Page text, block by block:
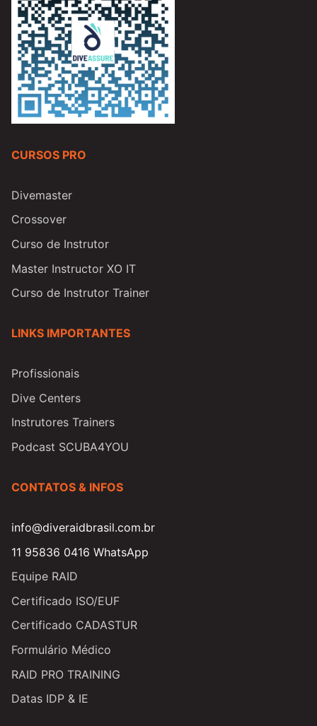
CURSOS PRO
Divemaster
Crossover
Curso de Instrutor
Master Instructor XO IT
Curso de Instrutor Trainer
LINKS IMPORTANTES
Profissionais
Dive Centers
Instrutores Trainers
Podcast SCUBA4YOU
CONTATOS & INFOS
info@diveraidbrasil.com.br
11 95836 0416 WhatsApp
Equipe RAID
Certificado ISO/EUF
Certificado CADASTUR
Formulário Médico
RAID PRO TRAINING
Datas IDP & IE